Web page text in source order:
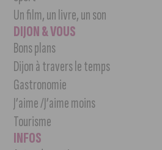
Un film, un livre, un son
DIJON & VOUS
Bons plans
Dijon à travers le temps
Gastronomie
J’aime /J’aime moins
Tourisme
INFOS